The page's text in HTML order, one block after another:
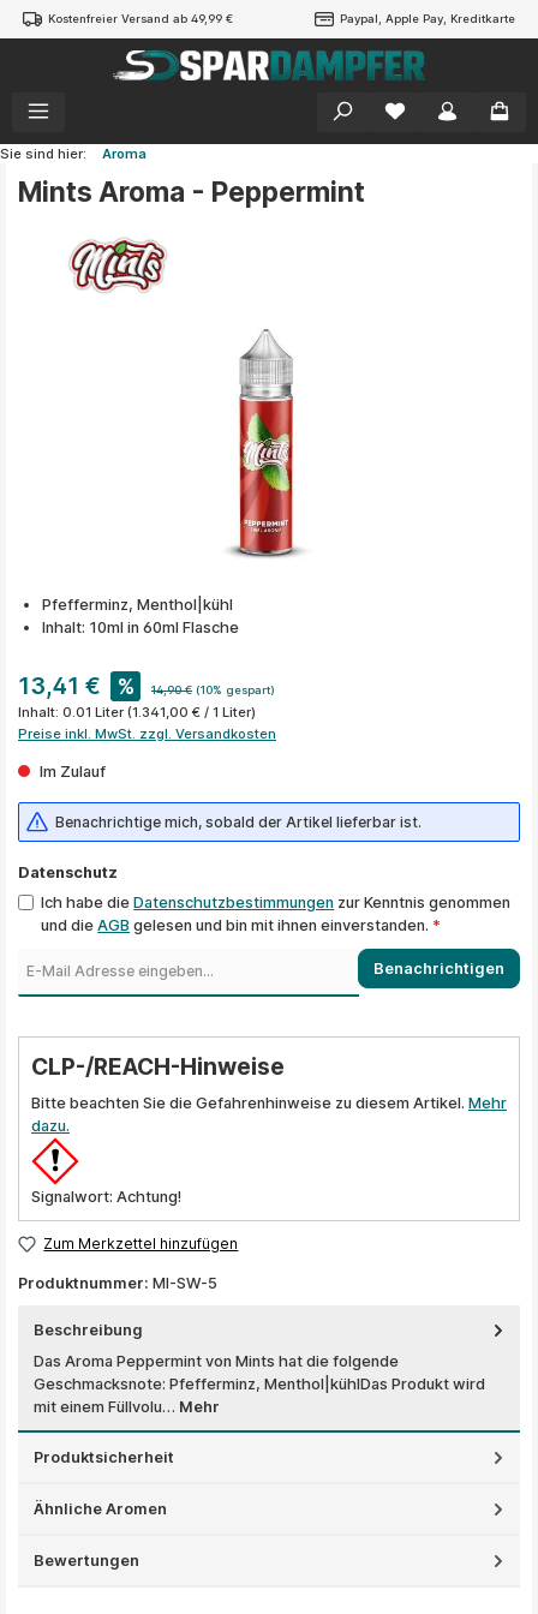
springen
Kostenfreier Versand ab 49,99 € Paypal, Apple Pay, Kreditkarte
Sie sind hier: Aroma
Mints Aroma - Peppermint
Pfefferminz, Menthol|kühl
Inhalt: 10ml in 60ml Flasche
13,41 € % 14,90 € (10% gespart)
Inhalt: 0.01 Liter (1.341,00 € / 1 Liter)
Preise inkl. MwSt. zzgl. Versandkosten
Im Zulauf
Benachrichtige mich, sobald der Artikel lieferbar ist.
Datenschutz
Ich habe dieDatenschutzbestimmungen zur Kenntnis genommen
und dieAGB gelesen und bin mit ihnen einverstanden.*
Benachrichtigen
CLP-/REACH-Hinweise
Bitte beachten Sie die Gefahrenhinweise zu diesem Artikel. Mehr
dazu.
Signalwort: Achtung!
Zum Merkzettel hinzufügen
Produktnummer: MI-SW-5
Beschreibung
Das Aroma Peppermint von Mints hat die folgende
Geschmacksnote: Pfefferminz, Menthol|kühlDas Produkt wird
mit einem Füllvolu… Mehr
Produktsicherheit
Ähnliche Aromen
Bewertungen